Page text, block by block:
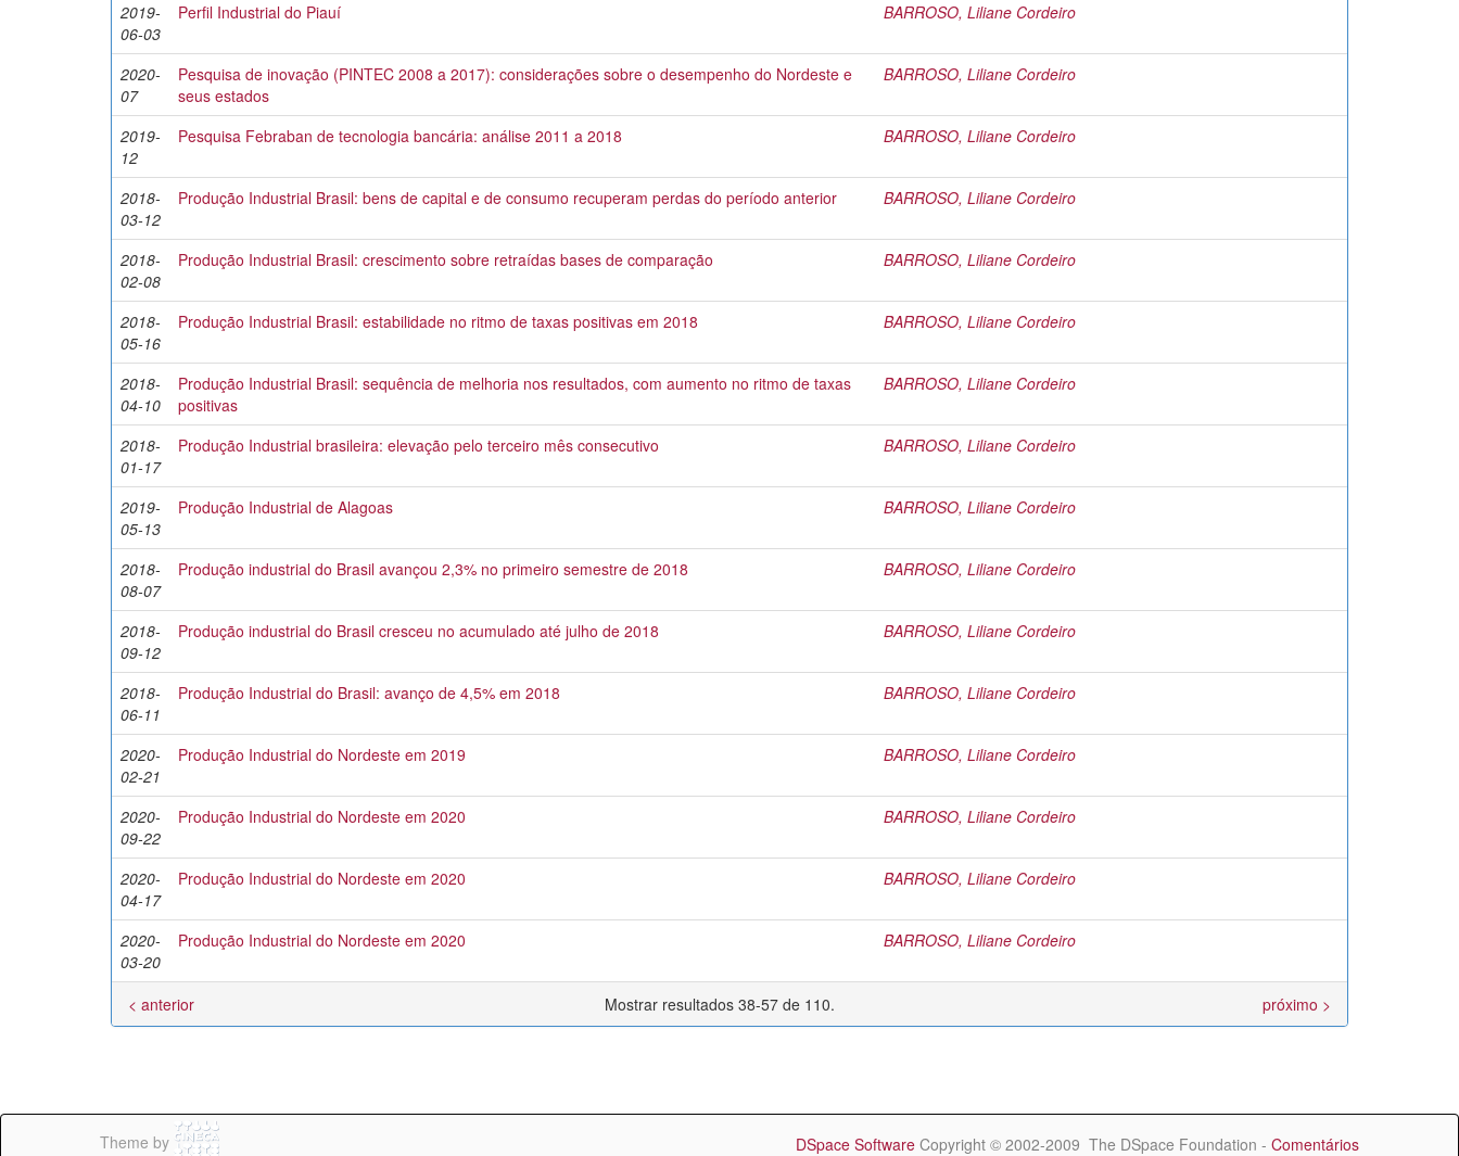
2019-
06-03
Perfil Industrial do Piauí BARROSO, Liliane Cordeiro
2020-
07
Pesquisa de inovação (PINTEC 2008 a 2017): considerações sobre o desempenho do Nordeste e
seus estados
BARROSO, Liliane Cordeiro
2019-
12
Pesquisa Febraban de tecnologia bancária: análise 2011 a 2018 BARROSO, Liliane Cordeiro
2018-
03-12
Produção Industrial Brasil: bens de capital e de consumo recuperam perdas do período anterior BARROSO, Liliane Cordeiro
2018-
02-08
Produção Industrial Brasil: crescimento sobre retraídas bases de comparação BARROSO, Liliane Cordeiro
2018-
05-16
Produção Industrial Brasil: estabilidade no ritmo de taxas positivas em 2018 BARROSO, Liliane Cordeiro
2018-
04-10
Produção Industrial Brasil: sequência de melhoria nos resultados, com aumento no ritmo de taxas
positivas
BARROSO, Liliane Cordeiro
2018-
01-17
Produção Industrial brasileira: elevação pelo terceiro mês consecutivo BARROSO, Liliane Cordeiro
2019-
05-13
Produção Industrial de Alagoas BARROSO, Liliane Cordeiro
2018-
08-07
Produção industrial do Brasil avançou 2,3% no primeiro semestre de 2018 BARROSO, Liliane Cordeiro
2018-
09-12
Produção industrial do Brasil cresceu no acumulado até julho de 2018 BARROSO, Liliane Cordeiro
2018-
06-11
Produção Industrial do Brasil: avanço de 4,5% em 2018 BARROSO, Liliane Cordeiro
2020-
02-21
Produção Industrial do Nordeste em 2019 BARROSO, Liliane Cordeiro
2020-
09-22
Produção Industrial do Nordeste em 2020 BARROSO, Liliane Cordeiro
2020-
04-17
Produção Industrial do Nordeste em 2020 BARROSO, Liliane Cordeiro
2020-
03-20
Produção Industrial do Nordeste em 2020 BARROSO, Liliane Cordeiro
Mostrar resultados 38-57 de 110.
< anterior próximo >
Theme by DSpace Software Copyright © 2002-2009 The DSpace Foundation - Comentários